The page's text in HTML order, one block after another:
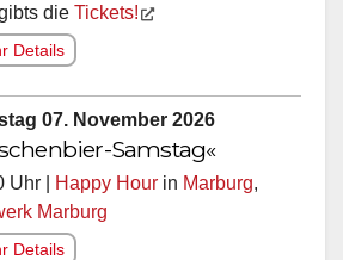
die Tickets!
Details
07. November 2026
Samstag«
Uhr | Happy Hour in Marburg,
Marburg
Details